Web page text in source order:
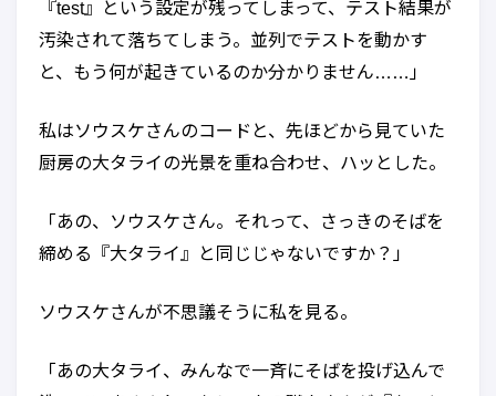
『test』という設定が残ってしまって、テスト結果が
汚染されて落ちてしまう。並列でテストを動かす
と、もう何が起きているのか分かりません……」
私はソウスケさんのコードと、先ほどから見ていた
厨房の大タライの光景を重ね合わせ、ハッとした。
「あの、ソウスケさん。それって、さっきのそばを
締める『大タライ』と同じじゃないですか？」
ソウスケさんが不思議そうに私を見る。
「あの大タライ、みんなで一斉にそばを投げ込んで